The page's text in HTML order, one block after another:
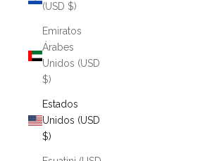
(USD $)
Emiratos
Árabes
Unidos (USD
$)
Estados
Unidos (USD
$)